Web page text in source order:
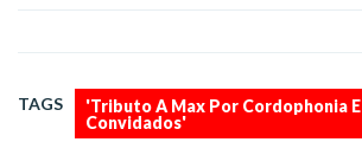
TAGS
'Tributo A Max Por Cordophonia E
Convidados'